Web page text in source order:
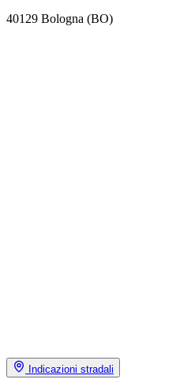
40129 Bologna (BO)
Indicazioni stradali